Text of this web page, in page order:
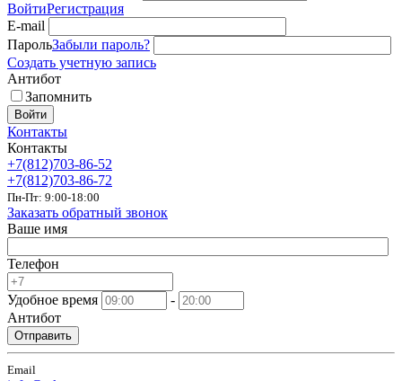
ВойтиРегистрация
E-mail
ПарольЗабыли пароль?
Создать учетную запись
Антибот
Запомнить
Войти
Контакты
Контакты
+7(812)703-86-52
+7(812)703-86-72
Пн-Пт: 9:00-18:00
Заказать обратный звонок
Ваше имя
Телефон
Удобное время
-
Антибот
Отправить
Email